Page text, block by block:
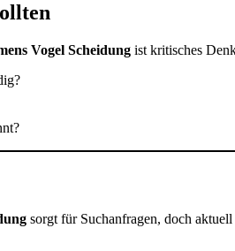
Vogel Scheidung ist kritisches
sorgt für Suchanfragen, doch aktuell